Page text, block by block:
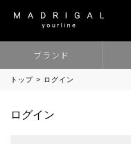
ブランド
トップ ログイン
ログイン